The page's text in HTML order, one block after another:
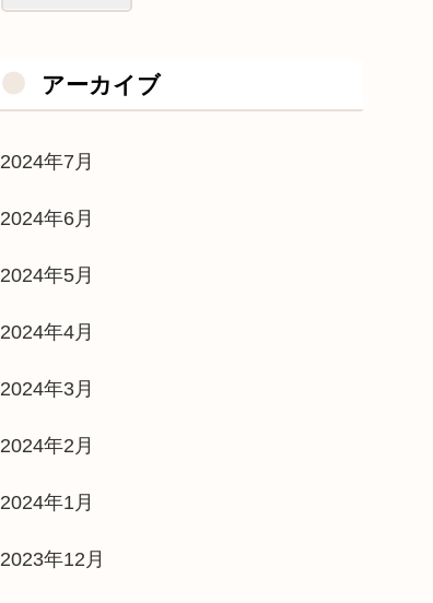
アーカイブ
2024年7月
2024年6月
2024年5月
2024年4月
2024年3月
2024年2月
2024年1月
2023年12月